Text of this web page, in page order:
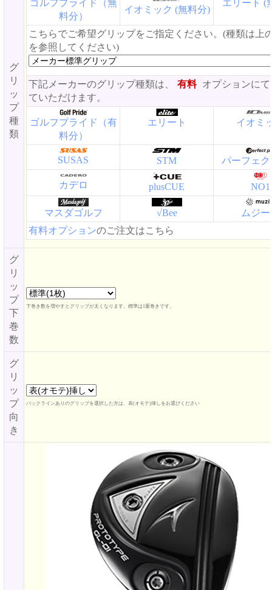
グ
リ
ッ
プ
種
類
ゴルフプライド（無
料分）
イオミック (無料分)
エリート (
こちらでご希望グリップをご指定ください。(種類は上
を参照してください)
下記メーカーのグリップ種類は、 有料 オプションに
ていただけます。
ゴルフプライド（有
料分）
エリート イオミ
SUSAS STM パーフェ
カデロ plusCUE NO1
マスダゴルフ √Bee
ムジ
有料オプションのご注文はこちら
グ
リ
ッ
プ
下
巻
数
下巻き数を増やすとグリップが太くなります。標準は1重巻きです。
グ
リ
ッ
プ
向
き
バックラインありのグリップを選択した方は、表(オモテ)挿しをお選びください